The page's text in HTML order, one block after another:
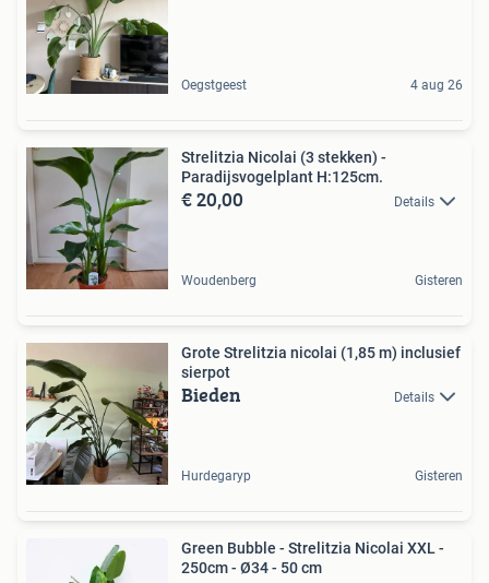
Oegstgeest 4 aug 26
Strelitzia Nicolai (3 stekken) -
Paradijsvogelplant H:125cm.
€ 20,00 Details
Woudenberg Gisteren
Grote Strelitzia nicolai (1,85 m) inclusief
sierpot
Bieden Details
Hurdegaryp Gisteren
Green Bubble - Strelitzia Nicolai XXL -
250cm - Ø34 - 50 cm